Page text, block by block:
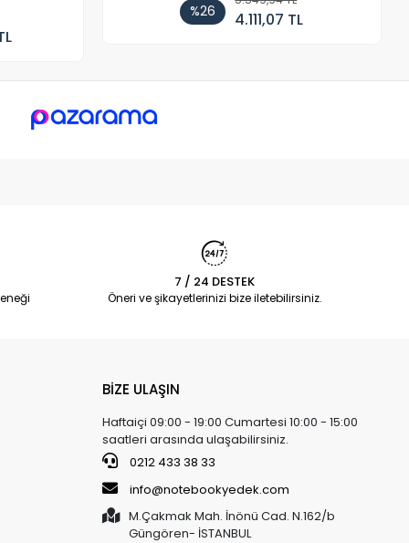
%26 4.111,07 TL
7 / 24 DESTEK
Öneri ve şikayetlerinizi bize iletebilirsiniz.
BİZE ULAŞIN
Haftaiçi 09:00 - 19:00 Cumartesi 10:00 - 15:00
saatleri arasında ulaşabilirsiniz.
0212 433 38 33
info@notebookyedek.com
M.Çakmak Mah. İnönü Cad. N.162/b
Güngören- İSTANBUL